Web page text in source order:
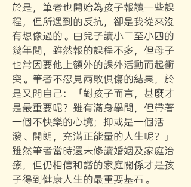
於是，筆者也開始為孩子報讀一些課
程，但所遇到的反抗，卻是我從來沒
有想像過的。由兒子讀小二至小四的
幾年間，雖然報的課程不多，但母子
也常因要他上額外的課外活動而起衝
突。筆者不忍見兩敗俱傷的結果，於
是又問自己：「對孩子而言，甚麼才
是最重要呢？雖有滿身學問，但帶著
一個不快樂的心境；抑或是一個活
潑、開朗，充滿正能量的人生呢？」
雖然筆者當時還未修讀婚姻及家庭治
療，但仍相信和諧的家庭關係才是孩
子得到健康人生的最重要基石。